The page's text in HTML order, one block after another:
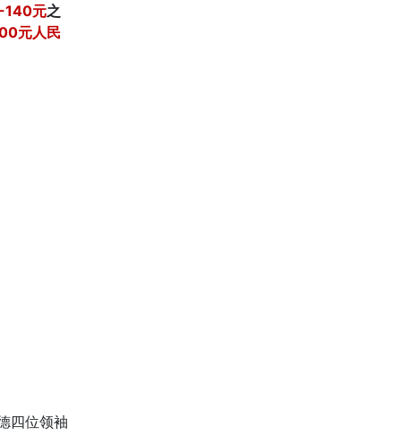
140元之
元人民
四位领袖